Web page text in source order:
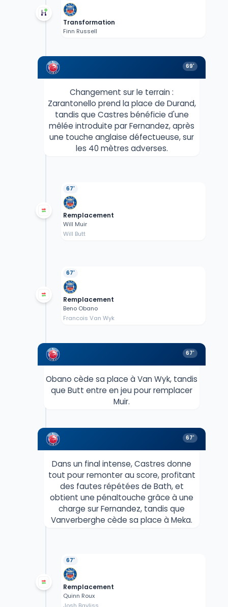
Transformation
Finn Russell
69'
Changement sur le terrain :
Zarantonello prend la place de Durand,
tandis que Castres bénéficie d'une
mêlée introduite par Fernandez, après
une touche anglaise défectueuse, sur
les 40 mètres adverses.
67'
Remplacement
Will Muir
Will Butt
67'
Remplacement
Beno Obano
Francois Van Wyk
67'
Obano cède sa place à Van Wyk, tandis
que Butt entre en jeu pour remplacer
Muir.
67'
Dans un final intense, Castres donne
tout pour remonter au score, profitant
des fautes répétées de Bath, et
obtient une pénaltouche grâce à une
charge sur Fernandez, tandis que
Vanverberghe cède sa place à Meka.
67'
Remplacement
Quinn Roux
Josh Bayliss